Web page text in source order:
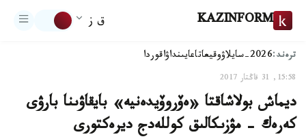
KAZINFORM ق ز
ترەند:2026-سايلاۋ وقيعاتاعايىنداۋاقوردا
15:58, 31 قاڭتار 2017
ديماش بولاشاقتا «ەۆروۆيدەنيە» بايقاۋىنا بارۋى
كەرەك - مۋزىكالىق كوللەدج ديرەكتورى